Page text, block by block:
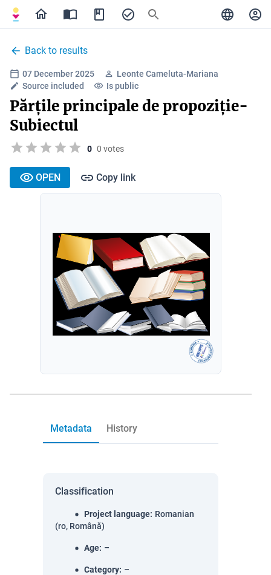
Back to results
07 December 2025
Leonte Cameluta-Mariana
Source included
Is public
Părțile principale de propoziție-
Subiectul
0 0 votes
OPEN Copy link
Metadata History
Classification
Project language: Romanian
(ro, Română)
Age: –
Category: –